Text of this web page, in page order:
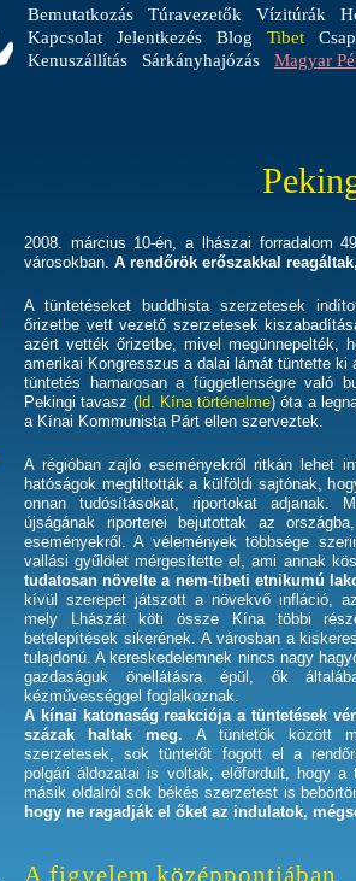
Bemutatkozás Túravezetők Vízitúrák
Kapcsolat
Jelentkezés Blog Tibet
Kenuszállítás
Sárkányhajózás Magyar
2008. március 10-én, a lhászai forradalom
városokban. A rendőrök erőszakkal
A tüntetéseket buddhista szerzetesek
őrizetbe vett vezető szerzetesek
azért vették őrizetbe, mivel megünnepelték,
amerikai Kongresszus a dalai lámát tüntette ki
tüntetés hamarosan a függetlenségre való
Pekingi tavasz (ld. Kína történelme) óta a
a Kínai Kommunista Párt ellen szerveztek.
A régióban zajló eseményekről ritkán lehet
hatóságok megtiltották a külföldi sajtónak,
onnan tudósításokat, riportokat adjanak.
újságának riporterei bejutottak az
eseményekről. A vélemények többsége
vallási gyűlölet mérgesítette el, ami annak
tudatosan növelte a nem-tibeti etnikumú
kívül szerepet játszott a növekvő infláció,
mely Lhászát köti össze Kína többi
betelepítések sikerének. A városban a
tulajdonú. A kereskedelemnek nincs nagy
gazdaságuk önellátásra épül, ők
kézművességgel foglalkoznak.
A kínai katonaság reakciója a tüntetések
százak haltak meg. A tüntetők között
szerzetesek, sok tüntetőt fogott el a
polgári áldozatai is voltak, előfordult, hogy
másik oldalról sok békés szerzetest is
hogy ne ragadják el őket az indulatok,
A figyelem középpontjában